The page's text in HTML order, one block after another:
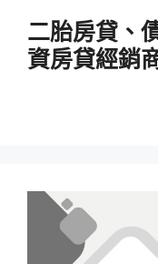
二胎房貸、
資房貸經銷